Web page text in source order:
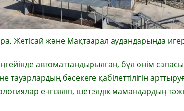
Жетісай және Мақтаарал аудандарында
автоматтандырылған, бұл өнім
бәсекеге қабілеттілігін
енгізіліп, шетелдік мамандардың